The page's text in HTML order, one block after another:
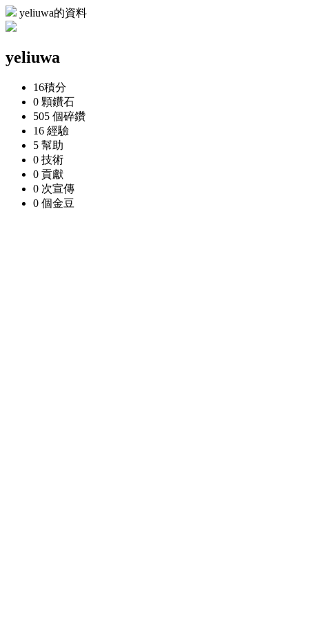
yeliuwa的資料
yeliuwa
16積分
0 顆鑽石
505 個碎鑽
16 經驗
5 幫助
0 技術
0 貢獻
0 次宣傳
0 個金豆